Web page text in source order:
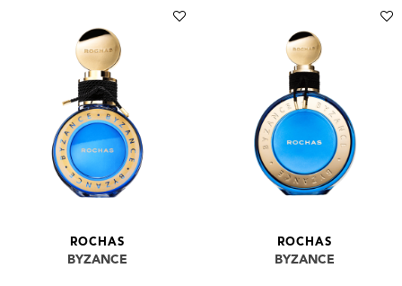
ROCHAS
BYZANCE
ROCHAS
BYZANCE